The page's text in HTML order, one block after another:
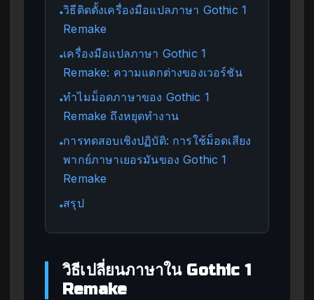
●วิธีติดตั้งเครื่องมือแปลภาษา Gothic 1
Remake
●เครื่องมือแปลภาษา Gothic 1
Remake: ความแตกต่างของเวอร์ชัน
●ทำไมม็อดภาษาของ Gothic 1
Remake ถึงหยุดทำงาน
●การทดสอบเชิงปฏิบัติ: การใช้ม็อดเสียง
พากย์ภาษาเยอรมันของ Gothic 1
Remake
●สรุป
วิธีเปลี่ยนภาษาใน Gothic 1
Remake